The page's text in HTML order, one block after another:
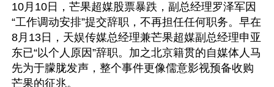
10月10日，芒果超媒股票暴跌，副总经理罗泽军因
“工作调动安排”提交辞职，不再担任任何职务。早在
8月13日，天娱传媒总经理兼芒果超媒副总经理申亚
东已“以个人原因”辞职。加之北京籍贯的自媒体人马
先为于朦胧发声，整个事件更像儒意影视预备收购
芒果的征兆。